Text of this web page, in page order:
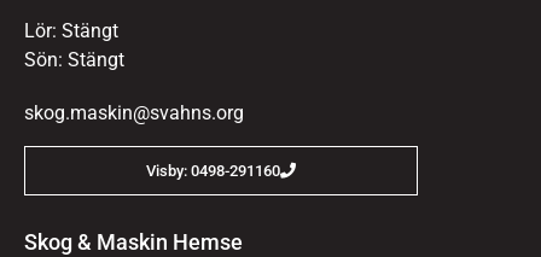
Lör: Stängt
Sön: Stängt
skog.maskin@svahns.org
Visby: 0498-291160
Skog & Maskin Hemse